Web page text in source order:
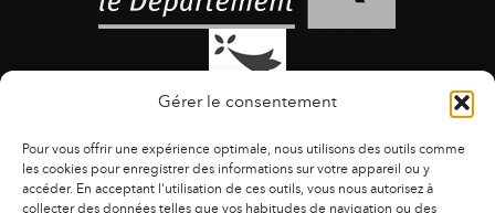
Gérer le consentement
Pour vous offrir une expérience optimale, nous utilisons des outils comme
les cookies pour enregistrer des informations sur votre appareil ou y
accéder. En acceptant l'utilisation de ces outils, vous nous autorisez à
collecter des données telles que vos habitudes de navigation ou des